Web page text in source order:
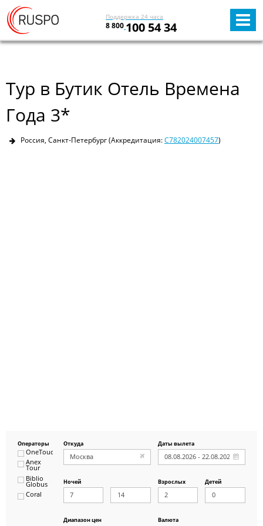
Поддержка 24 часа
8 800 100 54 34
Тур в Бутик Отель Времена
Года 3*
Россия, Санкт-Петербург(Аккредитация:С782024007457)
Операторы
OneTouch&Travel
Anex
Tour
Biblio
Globus
Coral
Откуда Даты вылета
Ночей Взрослых Детей
Диапазон цен
Валюта